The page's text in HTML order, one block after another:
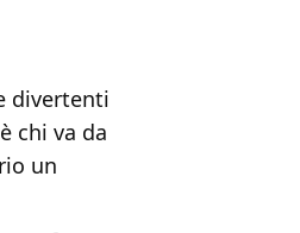
divertenti
chi va da
un